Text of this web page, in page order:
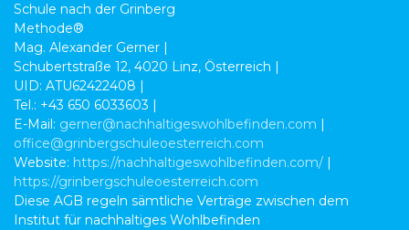
Schule nach der Grinberg
Methode®
Mag. Alexander Gerner |
Schubertstraße 12, 4020 Linz, Österreich |
UID: ATU62422408 |
Tel.: +43 650 6033603 |
E-Mail: gerner@nachhaltigeswohlbefinden.com |
office@grinbergschuleoesterreich.com
Website: https://nachhaltigeswohlbefinden.com/ |
https://grinbergschuleoesterreich.com
Diese AGB regeln sämtliche Verträge zwischen dem
Institut für nachhaltiges Wohlbefinden